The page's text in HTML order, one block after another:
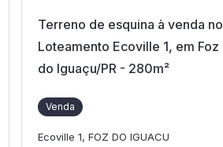
Terreno de esquina à venda no
Loteamento Ecoville 1, em Foz
do Iguaçu/PR - 280m²
Venda
Ecoville 1, FOZ DO IGUACU